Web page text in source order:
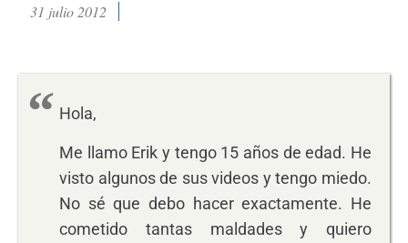
31 julio 2012
Hola,
Me llamo Erik y tengo 15 años de edad. He
visto algunos de sus videos y tengo miedo.
No sé que debo hacer exactamente. He
cometido tantas maldades y quiero